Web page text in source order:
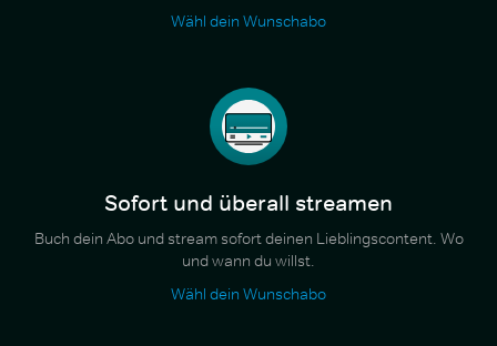
Wähl dein Wunschabo
Sofort und überall streamen
Buch dein Abo und stream sofort deinen Lieblingscontent. Wo
und wann du willst.
Wähl dein Wunschabo